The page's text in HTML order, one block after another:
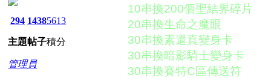
294
主題
1438
帖子
5613
積分
管理員
10串換200個聖結界碎片
20串換生命之魔眼
30串換素還真變身卡
30串換暗影騎士變身卡
30串換賽特C區傳送符